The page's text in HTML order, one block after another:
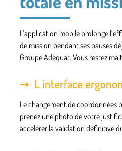
L’application mobile prolonge
de mission pendant ses pauses
Groupe Adéquat. Vous restez
L interface
Le changement de coordonnées
prenez une photo de votre
accélérer la validation définitive